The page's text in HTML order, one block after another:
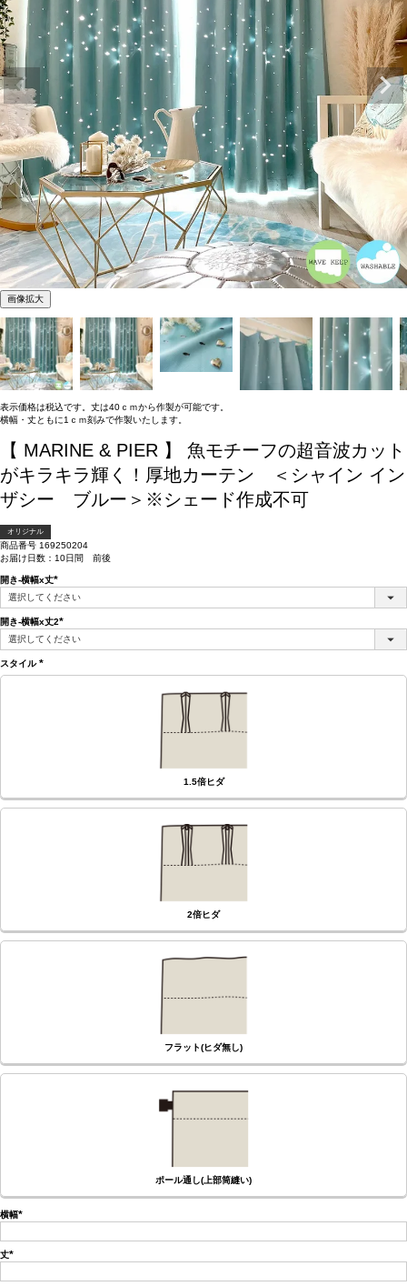
画像拡大
表示価格は税込です。丈は40ｃｍから作製が可能です。
横幅・丈ともに1ｃｍ刻みで作製いたします。
【 MARINE & PIER 】 魚モチーフの超音波カット
がキラキラ輝く！厚地カーテン ＜シャイン イン
ザシー ブルー＞※シェード作成不可
オリジナル
商品番号 169250204
お届け日数：10日間 前後
開き-横幅x丈
(必
須)
開き-横幅x丈2
(必
須)
スタイル
(必
1.5倍ヒダ
2倍ヒダ
フラット(ヒダ無し)
ポール通し(上部筒縫い)
横幅
須)
丈
須)